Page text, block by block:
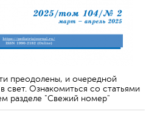
преодолены, и очередной
свет. Ознакомиться со статьями
разделе "Свежий номер"